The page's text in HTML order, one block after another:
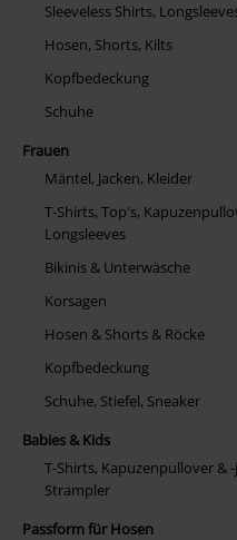
Sleeveless Shirts,
Hosen, Shorts, Kilts
Kopfbedeckung
Schuhe
Frauen
Mäntel, Jacken, Kleider
T-Shirts, Top's,
Longsleeves
Bikinis & Unterwäsche
Korsagen
Hosen & Shorts & Röcke
Kopfbedeckung
Schuhe, Stiefel, Sneaker
Babies & Kids
T-Shirts, Kapuzenpullover &
Strampler
Passform für Hosen